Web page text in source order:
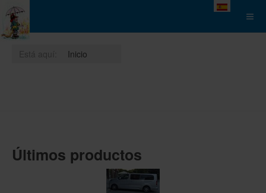
Seleccione
Inicio
Últimos productos